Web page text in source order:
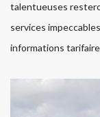
talentueuses
services
informations